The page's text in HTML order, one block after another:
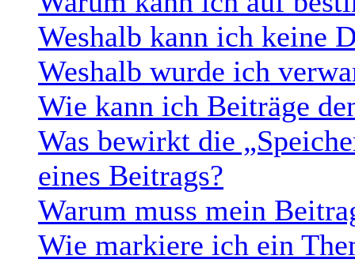
Weshalb kann ich keine
Weshalb wurde ich
Wie kann ich Beiträge
Was bewirkt die
eines Beitrags?
Warum muss mein
Wie markiere ich ein